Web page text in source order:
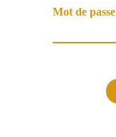
Mot de passe